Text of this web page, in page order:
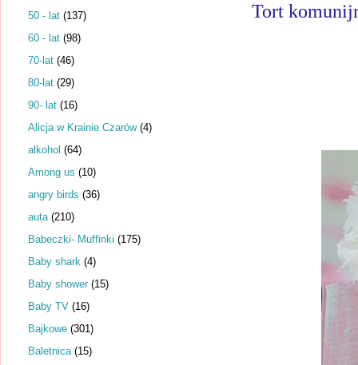
Tort
50 - lat (137)
60 - lat (98)
70-lat (46)
80-lat (29)
90- lat (16)
Alicja w Krainie Czarów (4)
alkohol (64)
Among us (10)
angry birds (36)
auta (210)
Babeczki- Muffinki (175)
Baby shark (4)
Baby shower (15)
Baby TV (16)
Bajkowe (301)
Baletnica (15)